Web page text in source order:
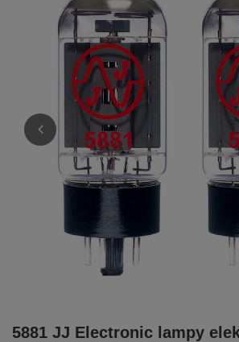
5881 JJ Electronic lampy